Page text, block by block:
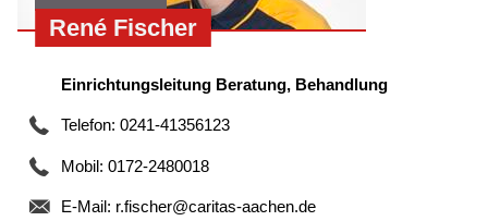
René Fischer
Einrichtungsleitung Beratung, Behandlung
Telefon: 0241-41356123
Mobil: 0172-2480018
E-Mail: r.fischer@caritas-aachen.de